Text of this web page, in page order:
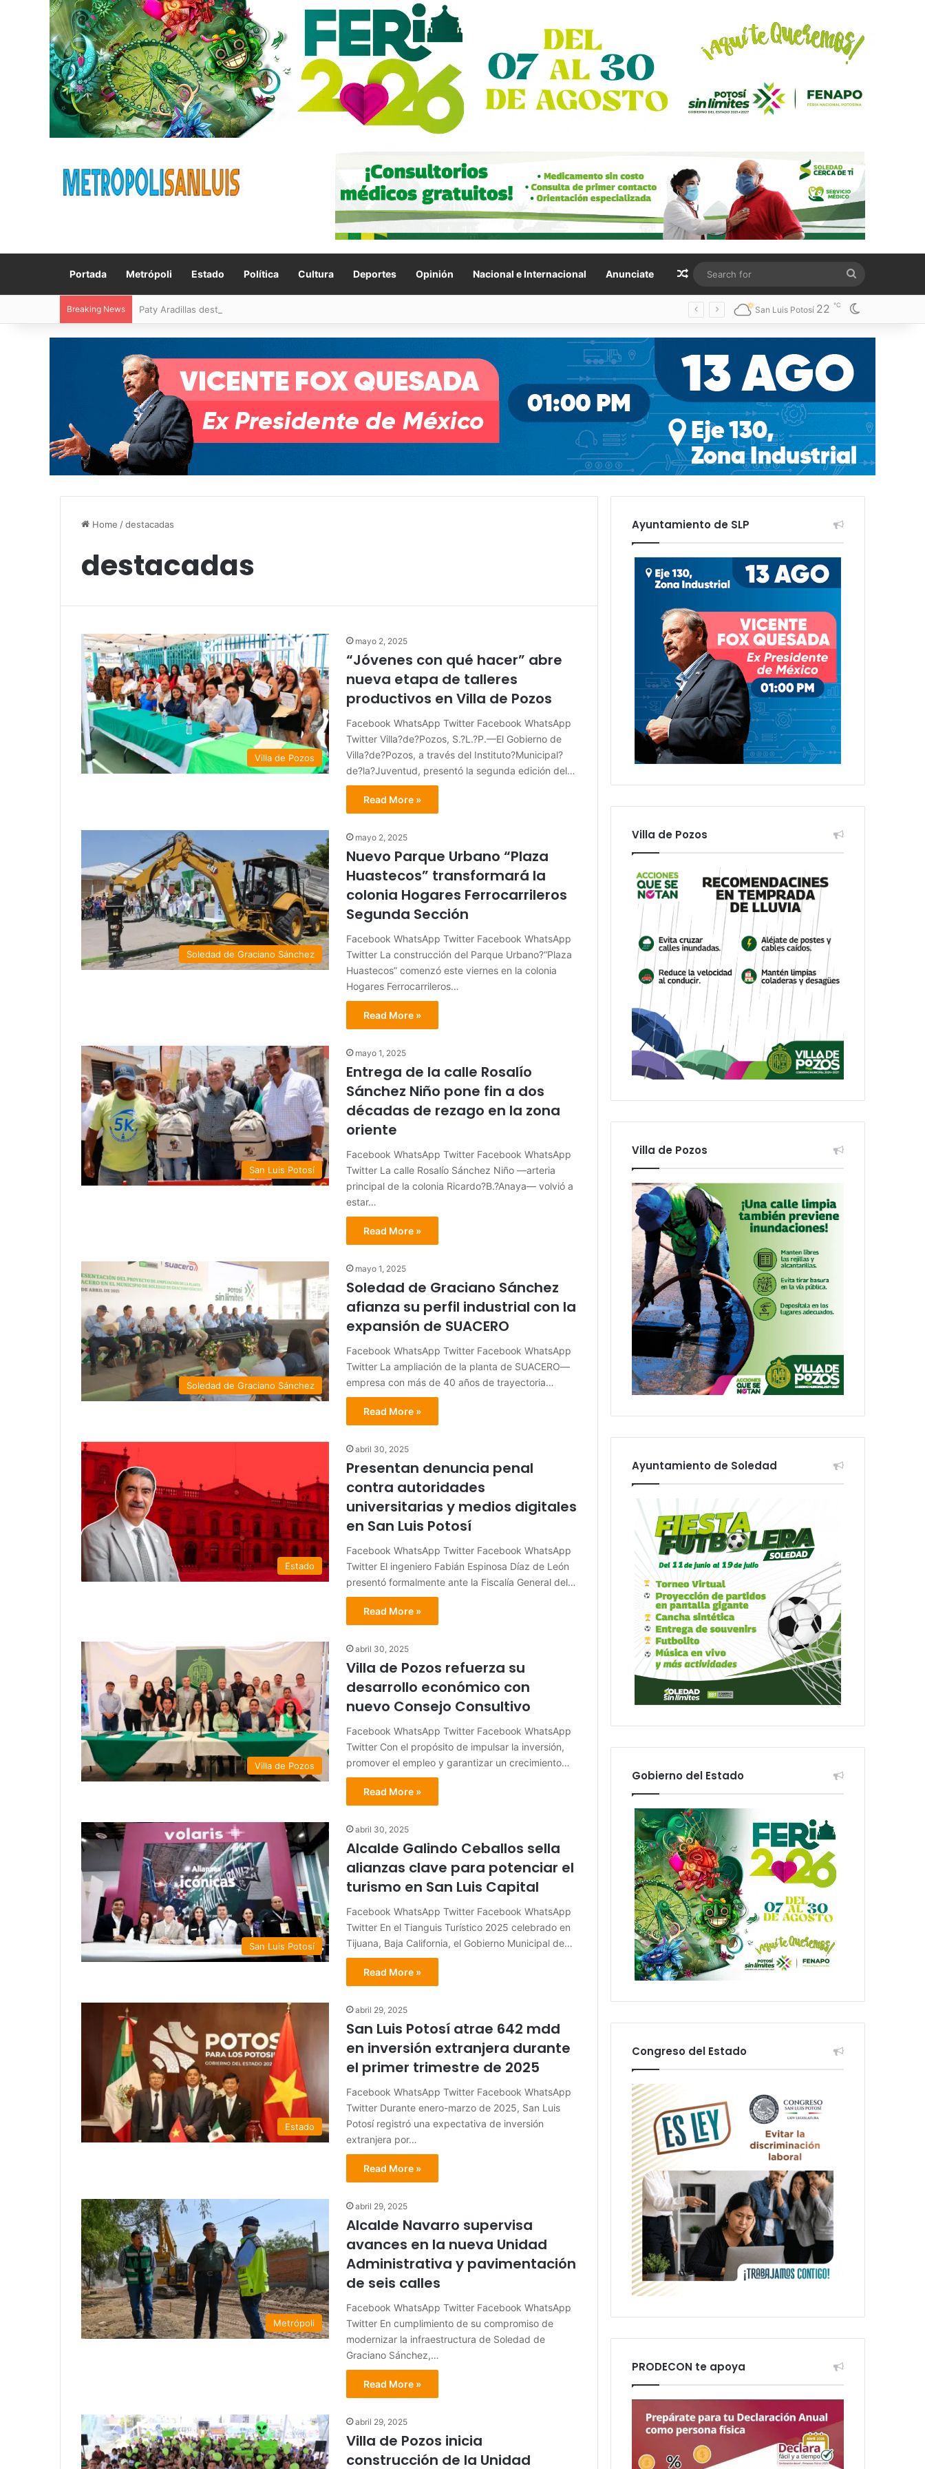
Portada Metrópoli Estado Política Cultura Deportes Opinión Nacional e Internacional Anunciate Random Article
for
Breaking News Paty Aradillas destaca impacto del nuevo desnivel de Circuito Potosí en la movilidad de Villa de Pozos San Luis Potosí 22 ℃
Home /destacadas
destacadas
Villa de Pozos
mayo 2, 2025
“Jóvenes con qué hacer” abre
nueva etapa de talleres
productivos en Villa de Pozos
Facebook WhatsApp Twitter Facebook WhatsApp
Twitter Villa?de?Pozos, S.?L.?P.—El Gobierno de
Villa?de?Pozos, a través del Instituto?Municipal?
de?la?Juventud, presentó la segunda edición del…
Read More »
Soledad de Graciano Sánchez
mayo 2, 2025
Nuevo Parque Urbano “Plaza
Huastecos” transformará la
colonia Hogares Ferrocarrileros
Segunda Sección
Facebook WhatsApp Twitter Facebook WhatsApp
Twitter La construcción del Parque Urbano?“Plaza
Huastecos” comenzó este viernes en la colonia
Hogares Ferrocarrileros…
Read More »
San Luis Potosí
mayo 1, 2025
Entrega de la calle Rosalío
Sánchez Niño pone fin a dos
décadas de rezago en la zona
oriente
Facebook WhatsApp Twitter Facebook WhatsApp
Twitter La calle Rosalío Sánchez Niño —arteria
principal de la colonia Ricardo?B.?Anaya— volvió a
estar…
Read More »
Soledad de Graciano Sánchez
mayo 1, 2025
Soledad de Graciano Sánchez
afianza su perfil industrial con la
expansión de SUACERO
Facebook WhatsApp Twitter Facebook WhatsApp
Twitter La ampliación de la planta de SUACERO—
empresa con más de 40 años de trayectoria…
Read More »
Estado
abril 30, 2025
Presentan denuncia penal
contra autoridades
universitarias y medios digitales
en San Luis Potosí
Facebook WhatsApp Twitter Facebook WhatsApp
Twitter El ingeniero Fabián Espinosa Díaz de León
presentó formalmente ante la Fiscalía General del…
Read More »
Villa de Pozos
abril 30, 2025
Villa de Pozos refuerza su
desarrollo económico con
nuevo Consejo Consultivo
Facebook WhatsApp Twitter Facebook WhatsApp
Twitter Con el propósito de impulsar la inversión,
promover el empleo y garantizar un crecimiento…
Read More »
San Luis Potosí
abril 30, 2025
Alcalde Galindo Ceballos sella
alianzas clave para potenciar el
turismo en San Luis Capital
Facebook WhatsApp Twitter Facebook WhatsApp
Twitter En el Tianguis Turístico 2025 celebrado en
Tijuana, Baja California, el Gobierno Municipal de…
Read More »
Estado
abril 29, 2025
San Luis Potosí atrae 642 mdd
en inversión extranjera durante
el primer trimestre de 2025
Facebook WhatsApp Twitter Facebook WhatsApp
Twitter Durante enero-marzo de 2025, San Luis
Potosí registró una expectativa de inversión
extranjera por…
Read More »
Metrópoli
abril 29, 2025
Alcalde Navarro supervisa
avances en la nueva Unidad
Administrativa y pavimentación
de seis calles
Facebook WhatsApp Twitter Facebook WhatsApp
Twitter En cumplimiento de su compromiso de
modernizar la infraestructura de Soledad de
Graciano Sánchez,…
Read More »
abril 29, 2025
Villa de Pozos inicia
construcción de la Unidad
Ayuntamiento de SLP
Villa de Pozos
Villa de Pozos
Ayuntamiento de Soledad
Gobierno del Estado
Congreso del Estado
PRODECON te apoya